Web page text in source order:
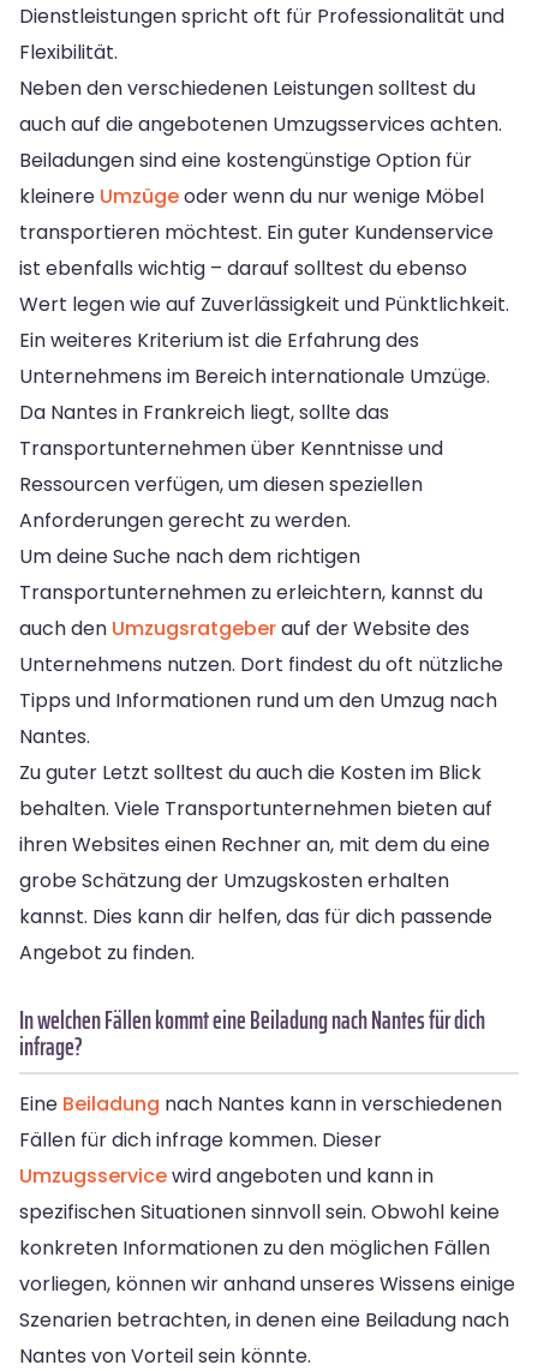
Dienstleistungen spricht oft für Professionalität und
Flexibilität.
Neben den verschiedenen Leistungen solltest du
auch auf die angebotenen Umzugsservices achten.
Beiladungen sind eine kostengünstige Option für
kleinere Umzügeoder wenn du nur wenige Möbel
transportieren möchtest. Ein guter Kundenservice
ist ebenfalls wichtig – darauf solltest du ebenso
Wert legen wie auf Zuverlässigkeit und Pünktlichkeit.
Ein weiteres Kriterium ist die Erfahrung des
Unternehmens im Bereich internationale Umzüge.
Da Nantes in Frankreich liegt, sollte das
Transportunternehmen über Kenntnisse und
Ressourcen verfügen, um diesen speziellen
Anforderungen gerecht zu werden.
Um deine Suche nach dem richtigen
Transportunternehmen zu erleichtern, kannst du
auch den Umzugsratgeberauf der Website des
Unternehmens nutzen. Dort findest du oft nützliche
Tipps und Informationen rund um den Umzug nach
Nantes.
Zu guter Letzt solltest du auch die Kosten im Blick
behalten. Viele Transportunternehmen bieten auf
ihren Websites einen Rechner an, mit dem du eine
grobe Schätzung der Umzugskosten erhalten
kannst. Dies kann dir helfen, das für dich passende
Angebot zu finden.
In welchen Fällen kommt eine Beiladung nach Nantes für dich
infrage?
Eine Beiladung nach Nantes kann in verschiedenen
Fällen für dich infrage kommen. Dieser
Umzugsservicewird angeboten und kann in
spezifischen Situationen sinnvoll sein. Obwohl keine
konkreten Informationen zu den möglichen Fällen
vorliegen, können wir anhand unseres Wissens einige
Szenarien betrachten, in denen eine Beiladung nach
Nantes von Vorteil sein könnte.